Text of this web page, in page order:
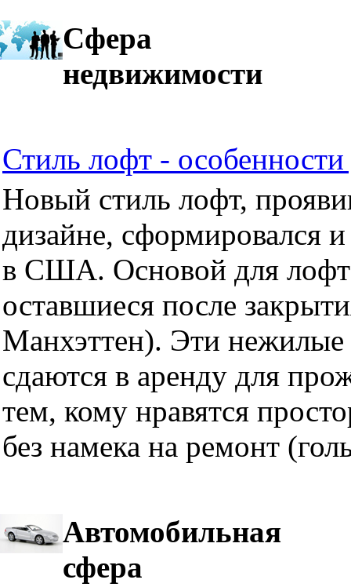
Сфера
недвижимости
Стиль лофт -
Новый стиль лофт,
дизайне, сформировался
в США. Основой для
оставшиеся после
Манхэттен). Эти нежилые
сдаются в аренду для
тем, кому нравятся
без намека на ремонт
Автомобильная
сфера